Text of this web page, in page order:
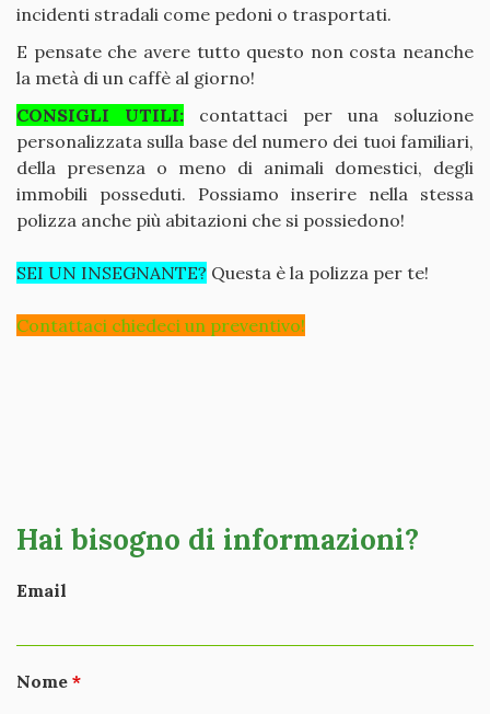
incidenti stradali come pedoni o trasportati.
E pensate che avere tutto questo non costa neanche
la metà di un caffè al giorno!
CONSIGLI UTILI: contattaci per una soluzione
personalizzata sulla base del numero dei tuoi familiari,
della presenza o meno di animali domestici, degli
immobili posseduti. Possiamo inserire nella stessa
polizza anche più abitazioni che si possiedono!
SEI UN INSEGNANTE? Questa è la polizza per te!
Contattaci chiedeci un preventivo!
Hai bisogno di informazioni?
Email
Nome